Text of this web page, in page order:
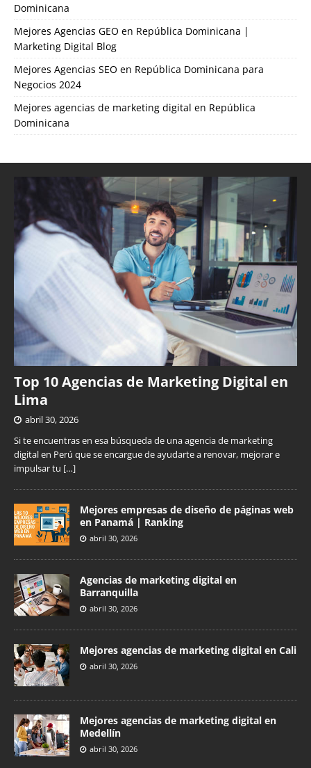
Dominicana
Mejores Agencias GEO en República Dominicana |
Marketing Digital Blog
Mejores Agencias SEO en República Dominicana para
Negocios 2024
Mejores agencias de marketing digital en República
Dominicana
Top 10 Agencias de Marketing Digital en
Lima
abril 30, 2026
Si te encuentras en esa búsqueda de una agencia de marketing
digital en Perú que se encargue de ayudarte a renovar, mejorar e
impulsar tu […]
Mejores empresas de diseño de páginas web
en Panamá | Ranking
abril 30, 2026
Agencias de marketing digital en
Barranquilla
abril 30, 2026
Mejores agencias de marketing digital en Cali
abril 30, 2026
Mejores agencias de marketing digital en
Medellín
abril 30, 2026